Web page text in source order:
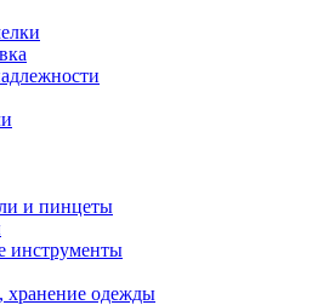
и пинцеты
инструменты
хранение одежды